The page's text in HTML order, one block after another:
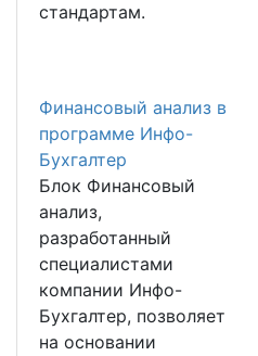
стандартам.
Финансовый анализ в
программе Инфо-
Бухгалтер
Блок Финансовый
анализ,
разработанный
специалистами
компании Инфо-
Бухгалтер, позволяет
на основании